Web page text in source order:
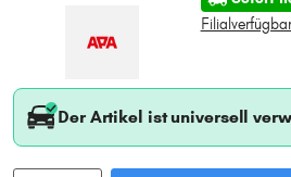
Der Artikel ist universell